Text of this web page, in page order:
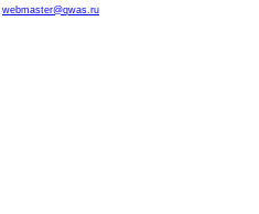
webmaster@qwas.ru